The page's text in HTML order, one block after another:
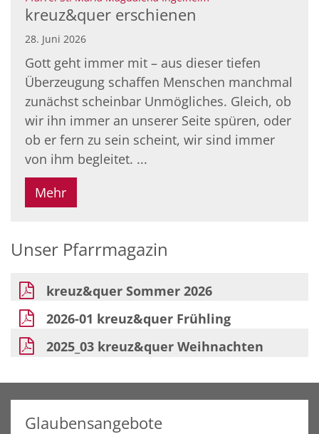
kreuz&quer erschienen
28. Juni 2026
Gott geht immer mit – aus dieser tiefen
Überzeugung schaffen Menschen manchmal
zunächst scheinbar Unmögliches. Gleich, ob
wir ihn immer an unserer Seite spüren, oder
ob er fern zu sein scheint, wir sind immer
von ihm begleitet. ...
Mehr
Unser Pfarrmagazin
kreuz&quer Sommer 2026
2026-01 kreuz&quer Frühling
2025_03 kreuz&quer Weihnachten
Glaubensangebote